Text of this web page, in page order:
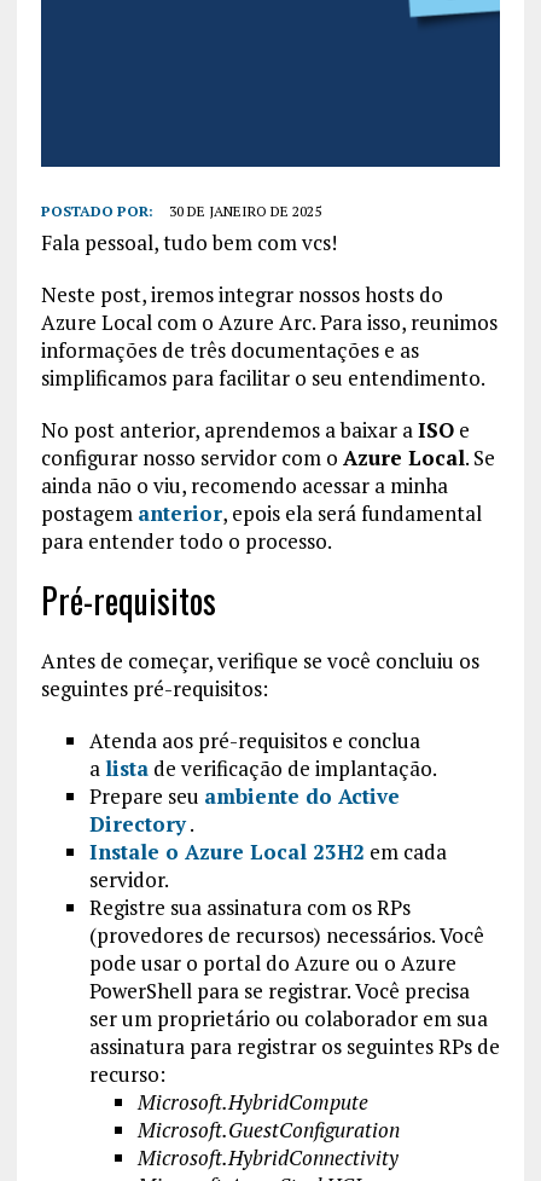
POSTADO POR: 30 DE JANEIRO DE 2025
Fala pessoal, tudo bem com vcs!
Neste post, iremos integrar nossos hosts do
Azure Local com o Azure Arc. Para isso, reunimos
informações de três documentações e as
simplificamos para facilitar o seu entendimento.
No post anterior, aprendemos a baixar aISOe
configurar nosso servidor com o Azure Local. Se
ainda não o viu, recomendo acessar a minha
postagem anterior, epois ela será fundamental
para entender todo o processo.
Pré-requisitos
Antes de começar, verifique se você concluiu os
seguintes pré-requisitos:
Atenda aos pré-requisitos e conclua
alistade verificação de implantação.
Prepare seu ambiente do Active
Directory.
Instale o Azure Local 23H2 em cada
servidor.
Registre sua assinatura com os RPs
(provedores de recursos) necessários. Você
pode usar o portal do Azure ou o Azure
PowerShell para se registrar. Você precisa
ser um proprietário ou colaborador em sua
assinatura para registrar os seguintes RPs de
recurso:
Microsoft.HybridCompute
Microsoft.GuestConfiguration
Microsoft.HybridConnectivity